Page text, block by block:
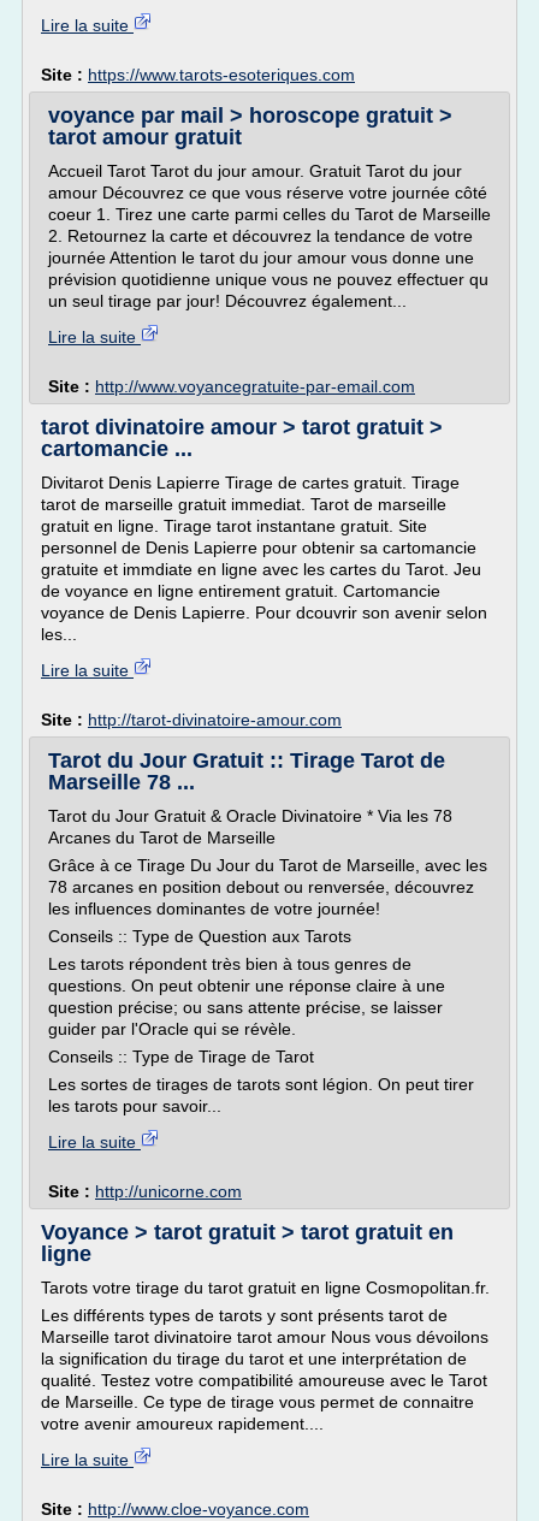
Lire la suite
Site : https://www.tarots-esoteriques.com
voyance par mail > horoscope gratuit >
tarot amour gratuit
Accueil Tarot Tarot du jour amour. Gratuit Tarot du jour
amour Découvrez ce que vous réserve votre journée côté
coeur 1. Tirez une carte parmi celles du Tarot de Marseille
2. Retournez la carte et découvrez la tendance de votre
journée Attention le tarot du jour amour vous donne une
prévision quotidienne unique vous ne pouvez effectuer qu
un seul tirage par jour! Découvrez également...
Lire la suite
Site : http://www.voyancegratuite-par-email.com
tarot divinatoire amour > tarot gratuit >
cartomancie ...
Divitarot Denis Lapierre Tirage de cartes gratuit. Tirage
tarot de marseille gratuit immediat. Tarot de marseille
gratuit en ligne. Tirage tarot instantane gratuit. Site
personnel de Denis Lapierre pour obtenir sa cartomancie
gratuite et immdiate en ligne avec les cartes du Tarot. Jeu
de voyance en ligne entirement gratuit. Cartomancie
voyance de Denis Lapierre. Pour dcouvrir son avenir selon
les...
Lire la suite
Site : http://tarot-divinatoire-amour.com
Tarot du Jour Gratuit :: Tirage Tarot de
Marseille 78 ...
Tarot du Jour Gratuit & Oracle Divinatoire * Via les 78
Arcanes du Tarot de Marseille
Grâce à ce Tirage Du Jour du Tarot de Marseille, avec les
78 arcanes en position debout ou renversée, découvrez
les influences dominantes de votre journée!
Conseils :: Type de Question aux Tarots
Les tarots répondent très bien à tous genres de
questions. On peut obtenir une réponse claire à une
question précise; ou sans attente précise, se laisser
guider par l'Oracle qui se révèle.
Conseils :: Type de Tirage de Tarot
Les sortes de tirages de tarots sont légion. On peut tirer
les tarots pour savoir...
Lire la suite
Site : http://unicorne.com
Voyance > tarot gratuit > tarot gratuit en
ligne
Tarots votre tirage du tarot gratuit en ligne Cosmopolitan.fr.
Les différents types de tarots y sont présents tarot de
Marseille tarot divinatoire tarot amour Nous vous dévoilons
la signification du tirage du tarot et une interprétation de
qualité. Testez votre compatibilité amoureuse avec le Tarot
de Marseille. Ce type de tirage vous permet de connaitre
votre avenir amoureux rapidement....
Lire la suite
Site : http://www.cloe-voyance.com